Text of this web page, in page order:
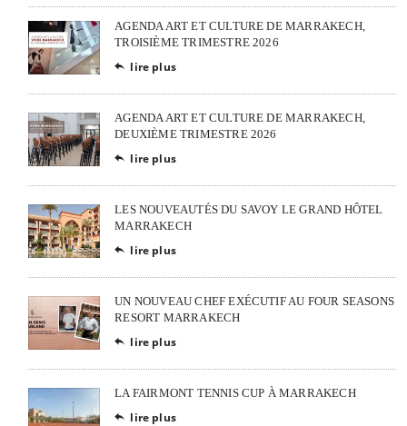
AGENDA ART ET CULTURE DE MARRAKECH,
TROISIÈME TRIMESTRE 2026
 lire plus
AGENDA ART ET CULTURE DE MARRAKECH,
DEUXIÈME TRIMESTRE 2026
 lire plus
LES NOUVEAUTÉS DU SAVOY LE GRAND HÔTEL
MARRAKECH
 lire plus
UN NOUVEAU CHEF EXÉCUTIF AU FOUR SEASONS
RESORT MARRAKECH
 lire plus
LA FAIRMONT TENNIS CUP À MARRAKECH
 lire plus